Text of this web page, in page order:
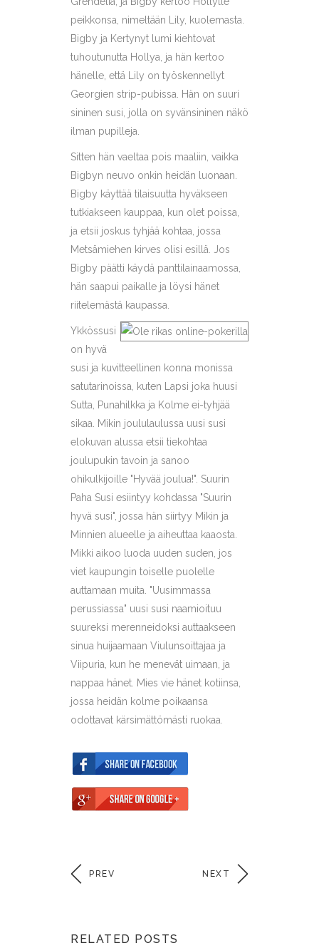
peikkonsa, nimeltään Lily, kuolemasta.
Bigby ja Kertynyt lumi kiehtovat
tuhoutunutta Hollya, ja hän kertoo
hänelle, että Lily on työskennellyt
Georgien strip-pubissa. Hän on suuri
sininen susi, jolla on syvänsininen näkö
ilman pupilleja.
Sitten hän vaeltaa pois maaliin, vaikka
Bigbyn neuvo onkin heidän luonaan.
Bigby käyttää tilaisuutta hyväkseen
tutkiakseen kauppaa, kun olet poissa,
ja etsii joskus tyhjää kohtaa, jossa
Metsämiehen kirves olisi esillä. Jos
Bigby päätti käydä panttilainaamossa,
hän saapui paikalle ja löysi hänet
riitelemästä kaupassa.
Ykkössusi
on hyvä
susi ja kuvitteellinen konna monissa
satutarinoissa, kuten Lapsi joka huusi
Sutta, Punahilkka ja Kolme ei-tyhjää
sikaa. Mikin joululaulussa uusi susi
elokuvan alussa etsii tiekohtaa
joulupukin tavoin ja sanoo
ohikulkijoille "Hyvää joulua!". Suurin
Paha Susi esiintyy kohdassa "Suurin
hyvä susi", jossa hän siirtyy Mikin ja
Minnien alueelle ja aiheuttaa kaaosta.
Mikki aikoo luoda uuden suden, jos
viet kaupungin toiselle puolelle
auttamaan muita. "Uusimmassa
perussiassa" uusi susi naamioituu
suureksi merenneidoksi auttaakseen
sinua huijaamaan Viulunsoittajaa ja
Viipuria, kun he menevät uimaan, ja
nappaa hänet. Mies vie hänet kotiinsa,
jossa heidän kolme poikaansa
odottavat kärsimättömästi ruokaa.
PREV NEXT
RELATED POSTS